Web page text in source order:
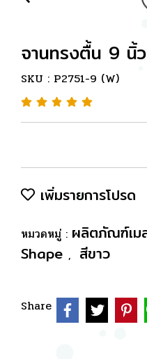
จานทรงตื้น 9 นิ้ว
SKU : P2751-9 (W)
เพิ่มรายการโปรด
หมวดหมู่ : ผลิตภัณฑ์เม
Shape , สีขาว
Share